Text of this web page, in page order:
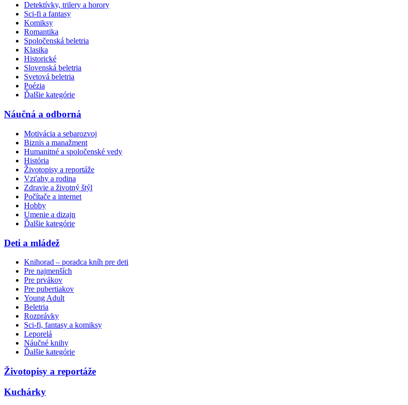
Detektívky, trilery a horory
Sci-fi a fantasy
Komiksy
Romantika
Spoločenská beletria
Klasika
Historické
Slovenská beletria
Svetová beletria
Poézia
Ďalšie kategórie
Náučná a odborná
Motivácia a sebarozvoj
Biznis a manažment
Humanitné a spoločenské vedy
História
Životopisy a reportáže
Vzťahy a rodina
Zdravie a životný štýl
Počítače a internet
Hobby
Umenie a dizajn
Ďalšie kategórie
Deti a mládež
Knihorad – poradca kníh pre deti
Pre najmenších
Pre prvákov
Pre pubertiakov
Young Adult
Beletria
Rozprávky
Sci-fi, fantasy a komiksy
Leporelá
Náučné knihy
Ďalšie kategórie
Životopisy a reportáže
Kuchárky